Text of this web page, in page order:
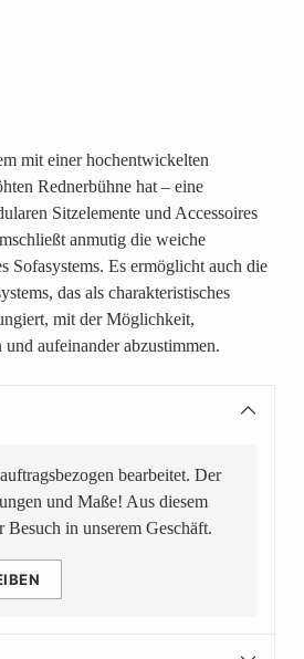
mit einer hochentwickelten
Rednerbühne hat – eine
Sitzelemente und Accessoires
anmutig die weiche
Sofasystems.‎ Es ermöglicht auch die
das als charakteristisches
mit der Möglichkeit,
aufeinander abzustimmen.
bearbeitet. Der
und Maße! Aus diesem
in unserem Geschäft.